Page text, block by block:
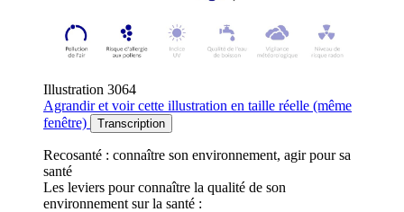
Illustration 3064
Agrandiret voir cette illustration en taille réelle (même
fenêtre)
Transcription
Recosanté : connaître son environnement, agir pour sa
santé
Les leviers pour connaître la qualité de son
environnement sur la santé :